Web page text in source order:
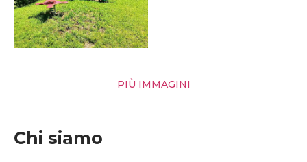
PIÙ IMMAGINI
Chi siamo